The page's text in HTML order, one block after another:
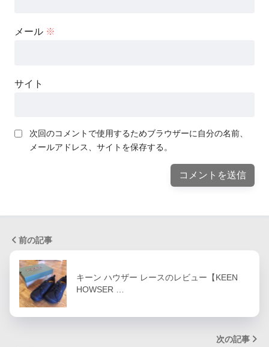
メール ※
サイト
次回のコメントで使用するためブラウザーに自分の名前、
メールアドレス、サイトを保存する。
前の記事
キーン ハウザー レースのレビュー【KEEN
HOWSER …
次の記事